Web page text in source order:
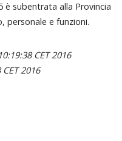
è subentrata alla Provincia
personale e funzioni.
CET 2016
2016